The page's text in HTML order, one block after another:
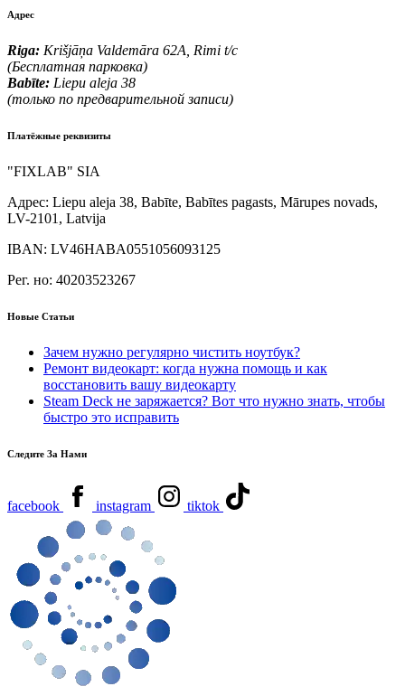
Адрес
Riga: Krišjāņa Valdemāra 62A, Rimi t/c
(Бесплатная парковка)
Babīte: Liepu aleja 38
(только по предварительной записи)
Платёжные реквизиты
"FIXLAB" SIA
Адрес: Liepu aleja 38, Babīte, Babītes pagasts, Mārupes novads,
LV-2101, Latvija
IBAN: LV46HABA0551056093125
Рег. но: 40203523267
Новые Статьи
Зачем нужно регулярно чистить ноутбук?
Ремонт видеокарт: когда нужна помощь и как
восстановить вашу видеокарту
Steam Deck не заряжается? Вот что нужно знать, чтобы
быстро это исправить
Следите За Нами
facebook instagram tiktok